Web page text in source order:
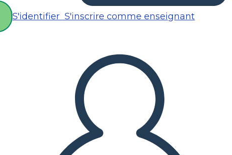
S'identifier S'inscrire comme enseignant